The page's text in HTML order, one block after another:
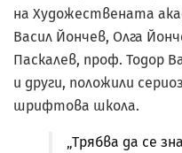
на Художествената
Васил Йончев, Олга
Паскалев, проф. Тодор
и други, положили
шрифтова школа.
„Трябва да се